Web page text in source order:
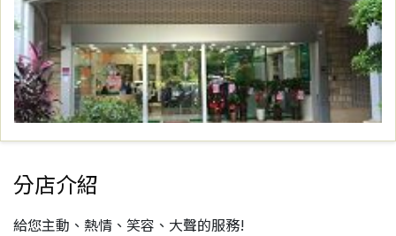
分店介紹
給您主動、熱情、笑容、大聲的服務!